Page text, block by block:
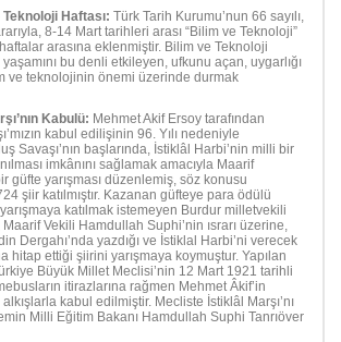
Haftası: Türk Tarih Kurumu’nun 66 sayılı,
8-14 Mart tarihleri arası “Bilim ve Teknoloji”
arasına eklenmiştir. Bilim ve Teknoloji
yaşamını bu denli etkileyen, ufkunu açan, uygarlığı
ve teknolojinin önemi üzerinde durmak
Kabulü: Mehmet Akif Ersoy tarafından
kabul edilişinin 96. Yılı nedeniyle
Savaşı’nın başlarında, İstiklâl Harbi’nin milli bir
imkânını sağlamak amacıyla Maarif
güfte yarışması düzenlemiş, söz konusu
şiir katılmıştır. Kazanan güfteye para ödülü
katılmak istemeyen Burdur milletvekili
Vekili Hamdullah Suphi’nin ısrarı üzerine,
Dergahı’nda yazdığı ve İstiklal Harbi’ni verecek
hitap ettiği şiirini yarışmaya koymuştur. Yapılan
Büyük Millet Meclisi’nin 12 Mart 1921 tarihli
itirazlarına rağmen Mehmet Âkif’in
kabul edilmiştir. Mecliste İstiklâl Marşı’nı
Milli Eğitim Bakanı Hamdullah Suphi Tanrıöver